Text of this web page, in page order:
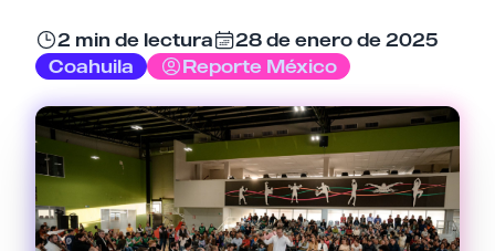
2 min de lectura
28 de enero de 2025
Coahuila
Reporte México
Email
Tu comentario